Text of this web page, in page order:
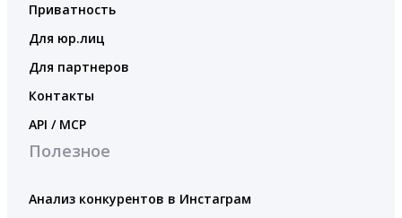
Приватность
Для юр.лиц
Для партнеров
Контакты
API / MCP
Полезное
Анализ конкурентов в Инстаграм